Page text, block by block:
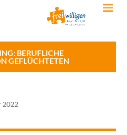
BERUFLICHE
GEFLÜCHTETEN
2022